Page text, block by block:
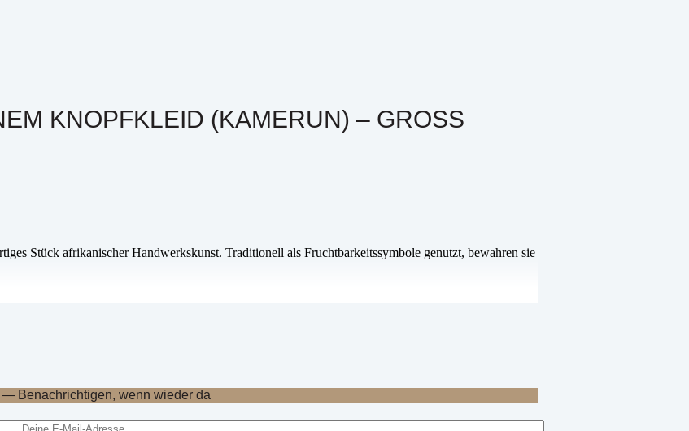
KNOPFKLEID (KAMERUN) – GROSS
Stück afrikanischer Handwerkskunst. Traditionell als Fruchtbarkeitssymbole genutzt, bewahren sie
Benachrichtigen, wenn wieder da